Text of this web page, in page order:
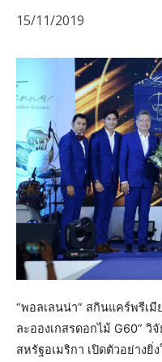
15/11/2019
“พอลเลนน่า” สกินแคร์พรีเ
ละอองเกสรดอกไม้ G60”
สหรัฐอเมริกา เปิดตัวอย่าง